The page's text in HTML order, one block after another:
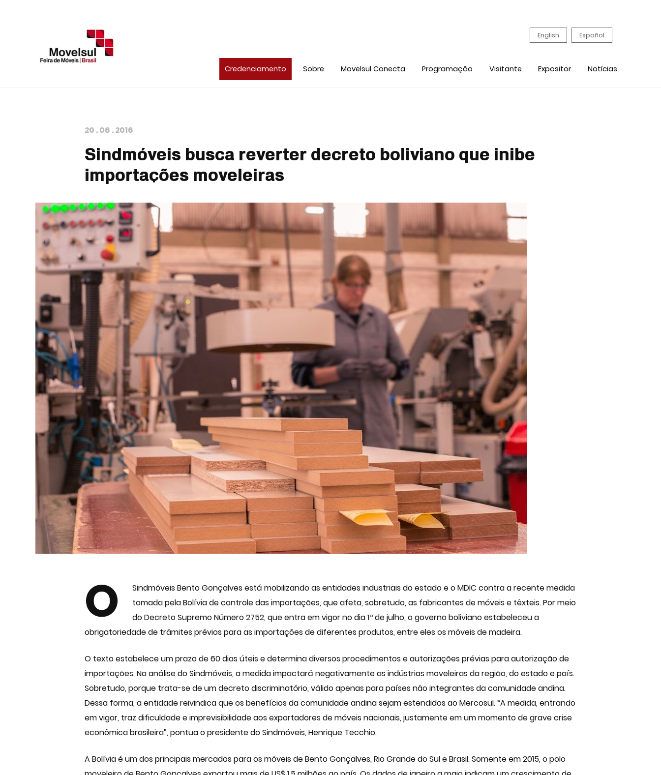
English Español
Credenciamento Sobre Movelsul Conecta Programação Visitante Expositor Notícias
20 .06 .2016
Sindmóveis busca reverter decreto boliviano que inibe
importações moveleiras
O
Sindmóveis Bento Gonçalves está mobilizando as entidades industriais do estado e o MDIC contra a recente medida
tomada pela Bolívia de controle das importações, que afeta, sobretudo, as fabricantes de móveis e têxteis. Por meio
do Decreto Supremo Número 2752, que entra em vigor no dia 1º de julho, o governo boliviano estabeleceu a
obrigatoriedade de trâmites prévios para as importações de diferentes produtos, entre eles os móveis de madeira.
O texto estabelece um prazo de 60 dias úteis e determina diversos procedimentos e autorizações prévias para autorização de
importações. Na análise do Sindmóveis, a medida impactará negativamente as indústrias moveleiras da região, do estado e país.
Sobretudo, porque trata-se de um decreto discriminatório, válido apenas para países não integrantes da comunidade andina.
Dessa forma, a entidade reivindica que os benefícios da comunidade andina sejam estendidos ao Mercosul. “A medida, entrando
em vigor, traz dificuldade e imprevisibilidade aos exportadores de móveis nacionais, justamente em um momento de grave crise
econômica brasileira”, pontua o presidente do Sindmóveis, Henrique Tecchio.
A Bolívia é um dos principais mercados para os móveis de Bento Gonçalves, Rio Grande do Sul e Brasil. Somente em 2015, o polo